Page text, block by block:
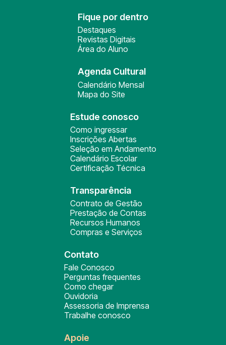
Fique por dentro
Destaques
Revistas Digitais
Área do Aluno
Agenda Cultural
Calendário Mensal
Mapa do Site
Estude conosco
Como ingressar
Inscrições Abertas
Seleção em Andamento
Calendário Escolar
Certificação Técnica
Transparência
Contrato de Gestão
Prestação de Contas
Recursos Humanos
Compras e Serviços
Contato
Fale Conosco
Perguntas frequentes
Como chegar
Ouvidoria
Assessoria de Imprensa
Trabalhe conosco
Apoie